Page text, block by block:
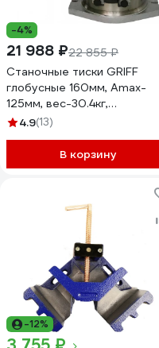
-4%
21 988 ₽22 855 ₽
Станочные тиски GRIFF
глобусные 160мм, Amax-
125мм, вес-30.4кг,
поворотные, серия QHK
4.9(13)
В корзину
-12%